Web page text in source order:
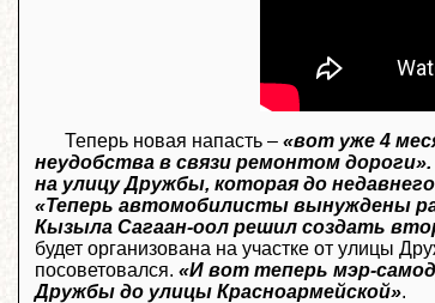
Теперь новая напасть – «вот уже 4
неудобства в связи ремонтом
на улицу Дружбы, которая до
«Теперь автомобилисты вынуждены
Кызыла Сагаан-оол решил создать
будет организована на участке от улицы
посоветовался. «И вот теперь мэр-
Дружбы до улицы Красноармейской».